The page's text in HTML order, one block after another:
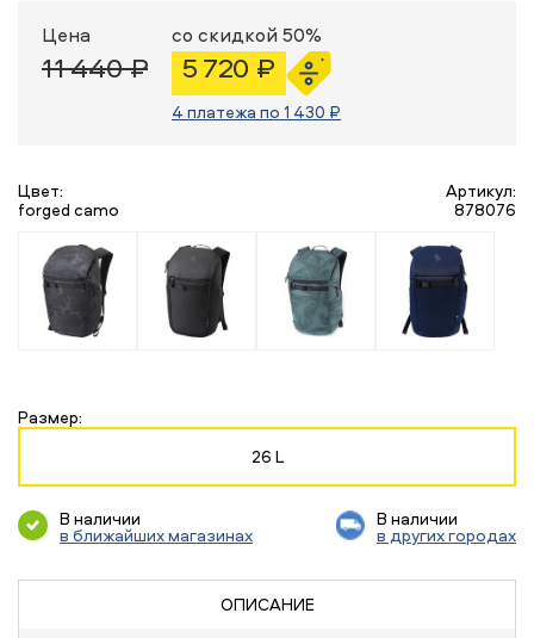
Цена
11 440 ₽
со скидкой 50%
5 720 ₽
4 платежа по 1 430 ₽
Цвет:
forged camo
Артикул:
878076
Размер:
26 L
В наличии
в ближайших магазинах
В наличии
в других городах
ОПИСАНИЕ